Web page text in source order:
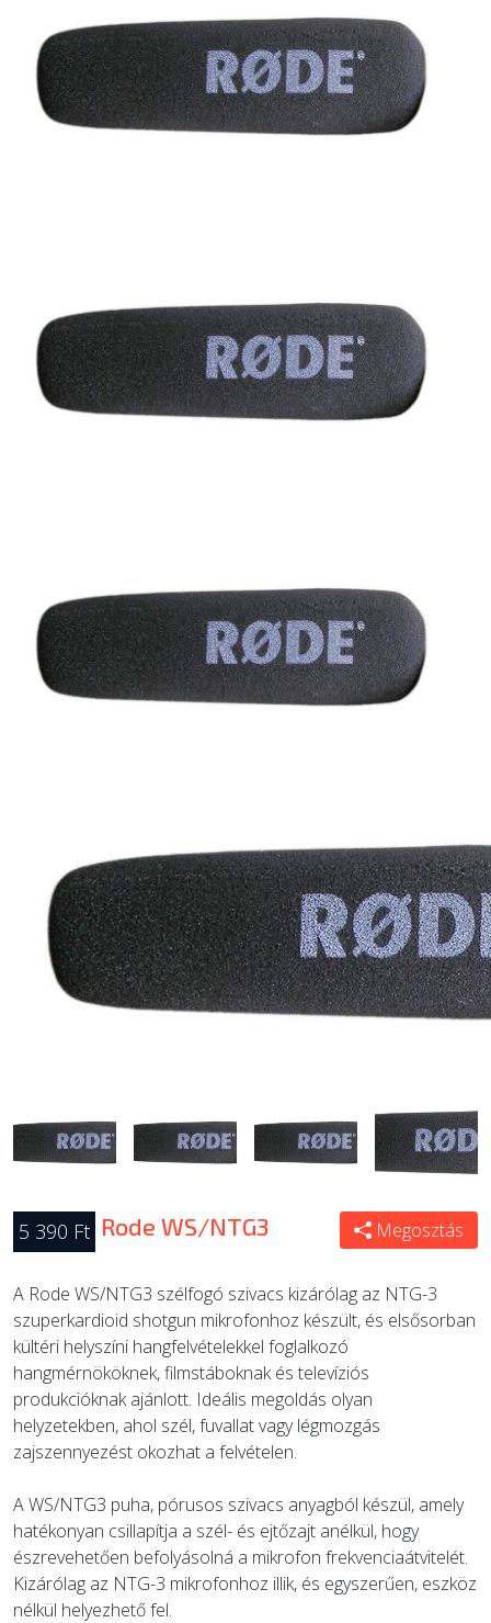
ÚJ TERMÉKEK
5 390 Ft Rode WS/NTG3 Megosztás
A Rode WS/NTG3 szélfogó szivacs kizárólag az NTG-3
szuperkardioid shotgun mikrofonhoz készült, és elsősorban
kültéri helyszíni hangfelvételekkel foglalkozó
hangmérnököknek, filmstáboknak és televíziós
produkcióknak ajánlott. Ideális megoldás olyan
helyzetekben, ahol szél, fuvallat vagy légmozgás
zajszennyezést okozhat a felvételen.
A WS/NTG3 puha, pórusos szivacs anyagból készül, amely
hatékonyan csillapítja a szél- és ejtőzajt anélkül, hogy
észrevehetően befolyásolná a mikrofon frekvenciaátvitelét.
Kizárólag az NTG-3 mikrofonhoz illik, és egyszerűen, eszköz
nélkül helyezhető fel.